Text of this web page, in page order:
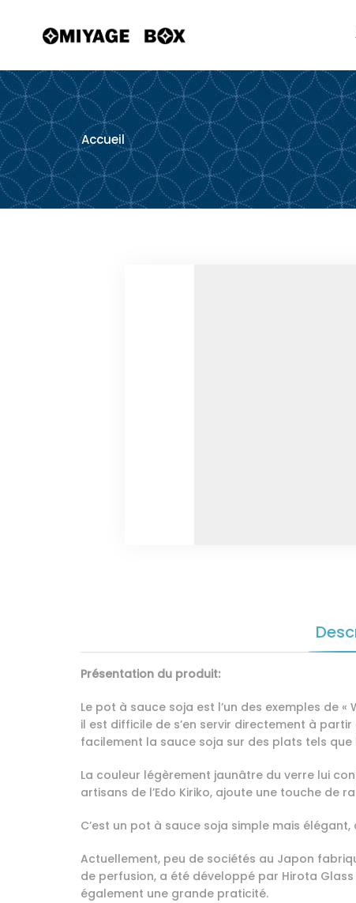
Accueil
Présentation du produit:
Le pot à sauce soja est l’un des exemples de
il est difficile de s’en servir directement à
facilement la sauce soja sur des plats tels
La couleur légèrement jaunâtre du verre lui
artisans de l’Edo Kiriko, ajoute une touche de
C’est un pot à sauce soja simple mais
Actuellement, peu de sociétés au Japon
de perfusion, a été développé par Hirota
également une grande praticité.